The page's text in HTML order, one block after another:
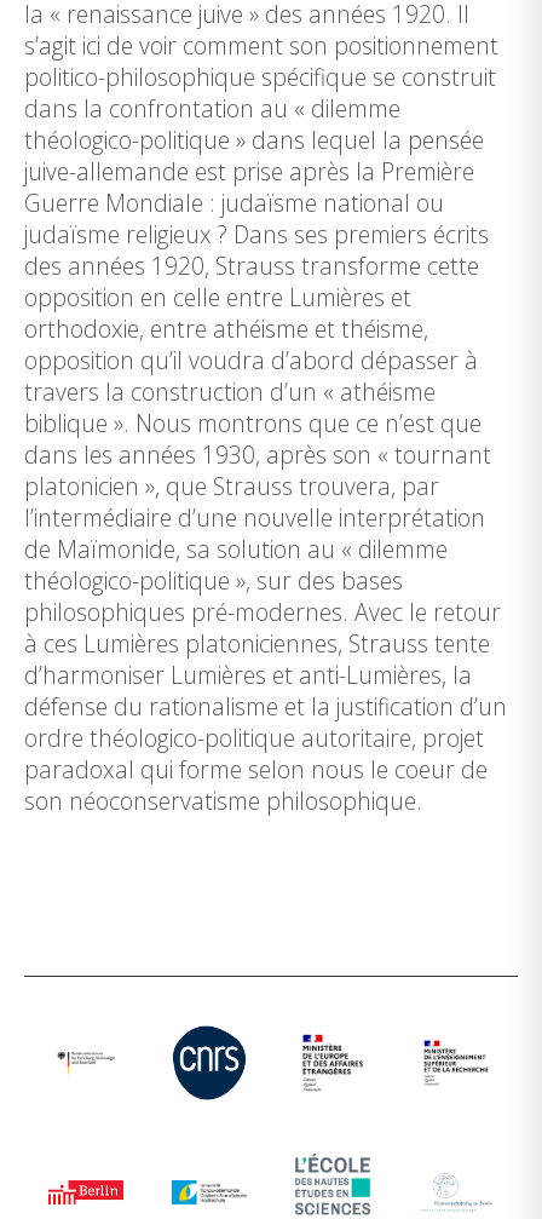
la « renaissance juive » des années 1920. Il
s’agit ici de voir comment son positionnement
politico-philosophique spécifique se construit
dans la confrontation au « dilemme
théologico-politique » dans lequel la pensée
juive-allemande est prise après la Première
Guerre Mondiale : judaïsme national ou
judaïsme religieux ? Dans ses premiers écrits
des années 1920, Strauss transforme cette
opposition en celle entre Lumières et
orthodoxie, entre athéisme et théisme,
opposition qu’il voudra d’abord dépasser à
travers la construction d’un « athéisme
biblique ». Nous montrons que ce n’est que
dans les années 1930, après son « tournant
platonicien », que Strauss trouvera, par
l’intermédiaire d’une nouvelle interprétation
de Maïmonide, sa solution au « dilemme
théologico-politique », sur des bases
philosophiques pré-modernes. Avec le retour
à ces Lumières platoniciennes, Strauss tente
d’harmoniser Lumières et anti-Lumières, la
défense du rationalisme et la justification d’un
ordre théologico-politique autoritaire, projet
paradoxal qui forme selon nous le coeur de
son néoconservatisme philosophique.